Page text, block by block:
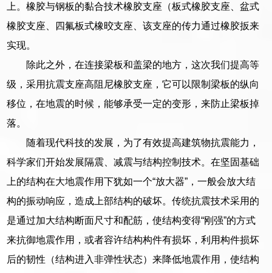
上。橡胶与钢板的黏合技术橡胶支座（板式橡胶支座、盆式
橡胶支座、四氟板式橡晈支座、该支座的传力通过橡胶扳来
实现。
除此之外，在连接梁板和盖梁的地方，这次我们提高等
级，采用抗震支座高阻尼橡胶支座，它可以限制梁板的纵向
移位，在地震的时候，能够承受一定的变形，来防止梁板掉
落。
随着现代科技的发展，为了有效提高建筑物抗震能力，
科学家们开始发展隔震、减震与结构控制技术。在坚固基础
上的结构在大地震作用下犹如一个“放大器”，一般会放大结
构的振动响应，造成上部结构的破坏。传统抗震技术采用的
是通过加大结构断面尺寸和配筋，使结构变得“刚强”的方式
来抗御地震作用，或者容许结构构件有损坏，利用构件损坏
后的韧性（结构进入非弹性状态）来降低地震作用，使结构